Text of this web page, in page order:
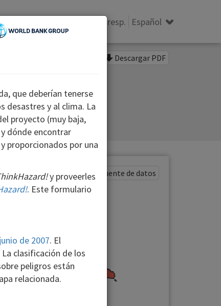
datos Preg. y resp. Español
Descargar PDF
Mostrar fuente de datos
que deberían tenerse
desastres y al clima. La
proyecto (muy baja,
dónde encontrar
proporcionados por una
y proveerles
. Este formulario
de 2007. El
clasificación de los
peligros están
relacionada.